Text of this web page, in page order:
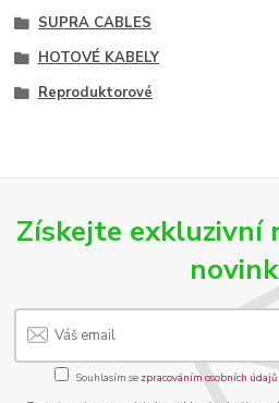
SUPRA CABLES
HOTOVÉ KABELY
Reproduktorové
Získejte exkluzivní
Souhlasím se zpracováním osobních údajů